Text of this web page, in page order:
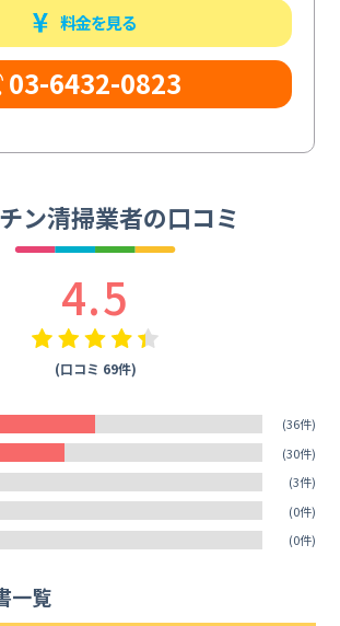
料金を見る
03-6432-0823
ン清掃業者の口コミ
4.5
(口コミ 69件)
(36件)
(30件)
(3件)
(0件)
(0件)
一覧